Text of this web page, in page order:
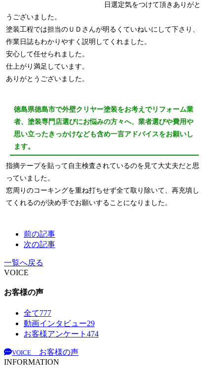
日選定気をつけて頂きありがと
うございました。
塗装工程では担当のＵＤさんが明るくていねいにして下さり、
作業日誌もわかりやすく説明してくれました。
安心して任せられました。
仕上がり満足しています。
ありがとうございました。
徳島県徳島市で外壁クリヤー塗装をお考えでリフォーム業
者、塗装専門店選びにお悩みの方々へ、業者選びや費用や
思い立ったきっかけなども含め一言アドバイスをお願いし
ます。
指摘テープを貼って自主検査されているのを見て大丈夫だと思
っていました。
窓周りのコーキングを重ね打ちせず全て取り除いて、再充填し
てくれるのが決め手でお願いすることになりました。
前の記事
次の記事
一覧へ戻る
VOICE
お客様の声
全て777
動画インタビュー29
お客様アンケート 474
VOICE
お客様の声
INFORMATION